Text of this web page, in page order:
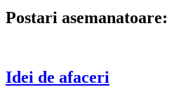
Postari asemanatoare:
Idei de afaceri